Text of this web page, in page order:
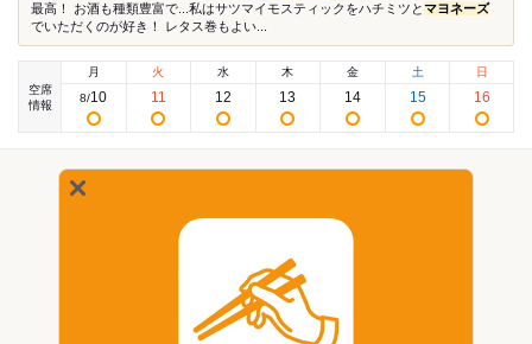
最高！ お酒も種類豊富で...私はサツマイモスティックをハチミツとマヨネーズ
でいただくのが好き！ レタス巻もよい...
空席
情報
月
8/10
火
11
水
12
木
13
金
14
土
15
日
16